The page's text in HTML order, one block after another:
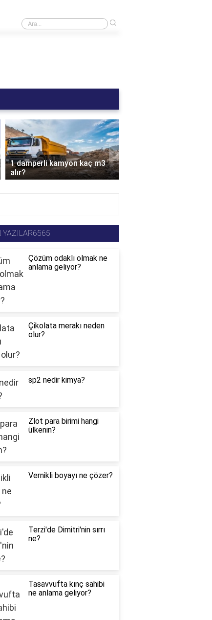
B sınıfı ehliyet C1 kullanabilir mi?
1 damperli kamyon kaç m3
alır?
›
YAZILAR6565
Çözüm odaklı olmak ne
anlama geliyor?
Çikolata merakı neden
olur?
sp2 nedir kimya?
Zlot para birimi hangi
ülkenin?
Vernikli boyayı ne çözer?
Terzi'de Dimitri'nin sırrı
ne?
Tasavvufta kınç sahibi
ne anlama geliyor?